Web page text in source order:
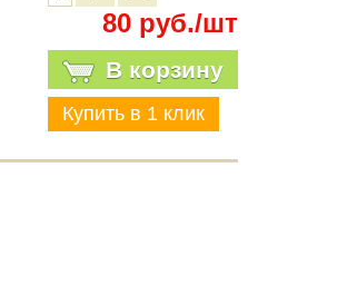
80 руб./шт
В корзину